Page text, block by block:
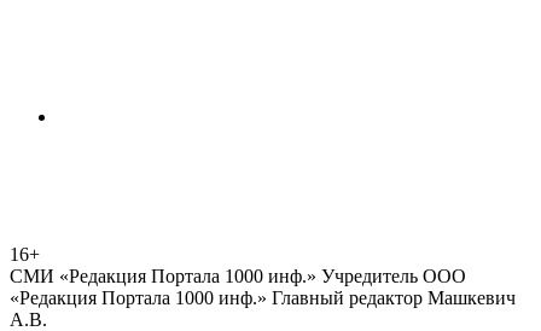
16+
СМИ «Редакция Портала 1000 инф.» Учредитель ООО
«Редакция Портала 1000 инф.» Главный редактор Машкевич
А.В.